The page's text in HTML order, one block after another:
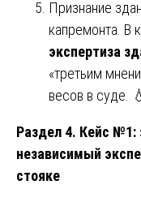
Признание
капремонта. В
экспертиза
«третьим
весов в суде.
Раздел 4. Кейс №1:
независимый
стояке